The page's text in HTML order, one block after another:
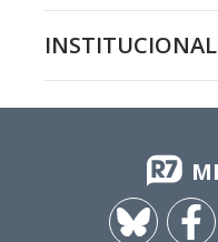
INSTITUCIONAL